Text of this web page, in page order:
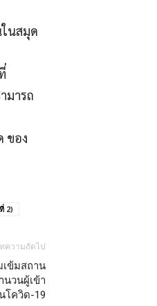
นสมุด
มารถ
ของ
2)
ความถัดไป
เข้มสถาน
นวนผู้เข้า
โควิด-19